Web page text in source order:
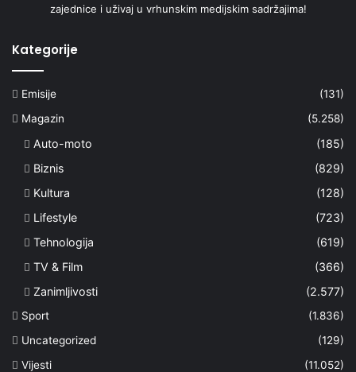
zajednice i uživaj u vrhunskim medijskim sadržajima!
Kategorije
Emisije
(131)
Magazin
(5.258)
Auto-moto
(185)
Biznis
(829)
Kultura
(128)
Lifestyle
(723)
Tehnologija
(619)
TV & Film
(366)
Zanimljivosti
(2.577)
Sport
(1.836)
Uncategorized
(129)
Vijesti
(11.052)